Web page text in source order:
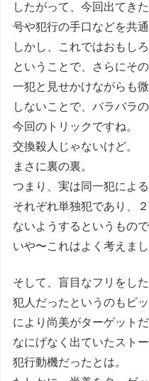
したがって、今回出てき
号や犯行の手口などを共通
しかし、これではおもしろ
ということで、さらにそ
一犯と見せかけながらも
しないことで、バラバラ
今回のトリックですね。
交換殺人じゃないけど。
まさに裏の裏。
つまり、実は同一犯によ
それぞれ単独犯であり、
ないようするというもので
いや〜これはよく考えまし
そして、盲目なフリをし
犯人だったというのもビ
により尚美がターゲット
なにげなく出ていたスト
犯行動機だったとは。